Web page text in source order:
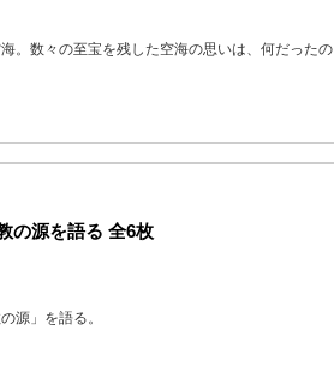
。数々の至宝を残した空海の思いは、何だったの
の源を語る 全6枚
源」を語る。